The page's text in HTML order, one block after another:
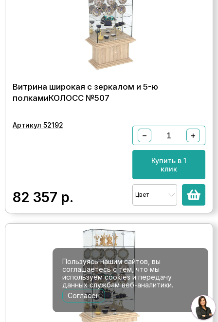
Витрина широкая с зеркалом и 5-ю
полкамиКОЛОСС №507
Артикул 52192
82 357 р.
− +
Купить в 1
клик
Цвет
Пользуясь нашим сайтов, вы
соглашаетесь с тем, что мы
используем cookies и передачу
данных службам веб-аналитики.
Согласен